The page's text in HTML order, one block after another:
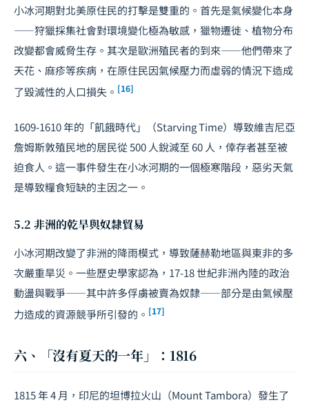
小冰河期對北美原住民的打擊是雙重的。首先是氣候變化本身
——狩獵採集社會對環境變化極為敏感，獵物遷徙、植物分布
改變都會威脅生存。其次是歐洲殖民者的到來——他們帶來了
天花、麻疹等疾病，在原住民因氣候壓力而虛弱的情況下造成
了毀滅性的人口損失。 [16]
1609-1610 年的「飢餓時代」（Starving Time）導致維吉尼亞
詹姆斯敦殖民地的居民從 500 人銳減至 60 人，倖存者甚至被
迫食人。這一事件發生在小冰河期的一個極寒階段，惡劣天氣
是導致糧食短缺的主因之一。
5.2 非洲的乾旱與奴隸貿易
小冰河期改變了非洲的降雨模式，導致薩赫勒地區與東非的多
次嚴重旱災。一些歷史學家認為，17-18 世紀非洲內陸的政治
動盪與戰爭——其中許多俘虜被賣為奴隸——部分是由氣候壓
力造成的資源競爭所引發的。 [17]
六、「沒有夏天的一年」：1816
1815 年 4 月，印尼的坦博拉火山（Mount Tambora）發生了